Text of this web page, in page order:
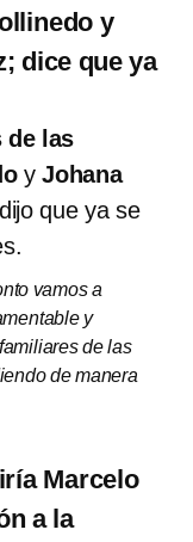
y
dice que ya
de las
yJohana
que ya se
vamos a
y
de las
de manera
Marcelo
a la